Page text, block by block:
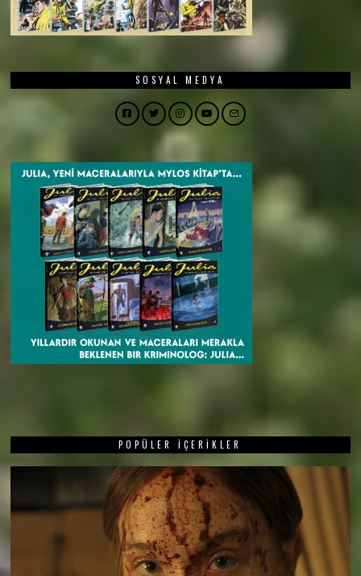
SOSYAL MEDYA
Facebook
TwitterInstagram
YouTubeEmail
POPÜLER İÇERIKLER